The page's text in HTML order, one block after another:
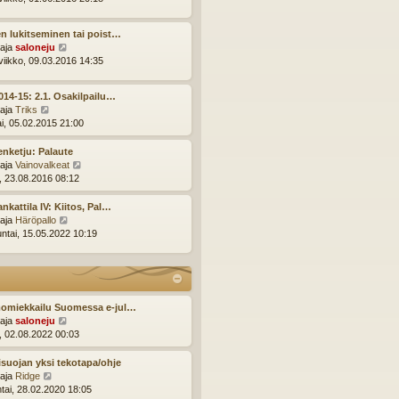
s
i
t
ä
u
i
v
s
t
i
lukitseminen tai poist…
saloneju
ä
t
ä
u
s
i
n
v
i
e
t
09.03.2016 14:35
15: 2.1. Osakilpailu…
Triks
ä
y
t
ä
u
u
s
i
n
i
e
t
i
05.02.2015 21:00
Palaute
Vainovalkeat
y
u
v
i
t
i
23.08.2016 08:12
IV: Kiitos, Pal…
Häröpallo
ä
ä
u
s
n
v
i
s
15.05.2022 10:19
Suomessa e-jul…
saloneju
ä
y
t
u
02.08.2022 00:03
yksi tekotapa/ohje
Ridge
ä
28.02.2020 18:05